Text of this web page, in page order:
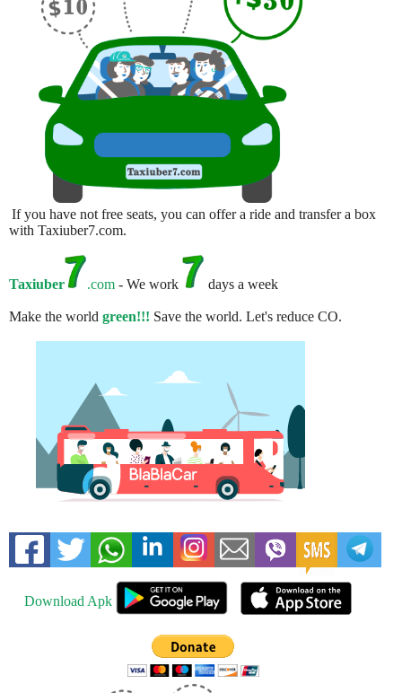
If you have not free seats, you can offer a ride and transfer a box
with Taxiuber7.com.
Taxiuber .com - We work days a week
Make the world green!!! Save the world. Let's reduce CO.
Download Apk